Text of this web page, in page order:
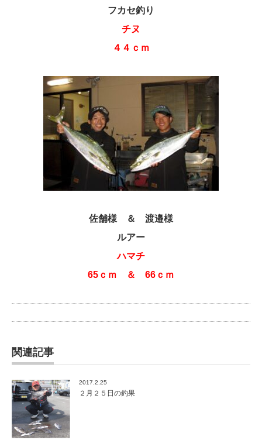
フカセ釣り
チヌ
４４ｃｍ
佐舗様 ＆ 渡邉様
ルアー
ハマチ
65ｃｍ ＆ 66ｃｍ
関連記事
2017.2.25
２月２５日の釣果